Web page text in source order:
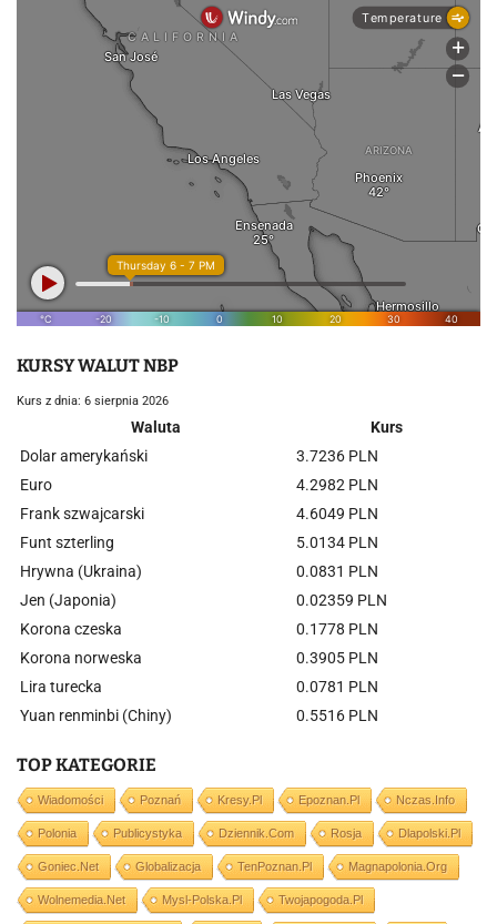
KURSY WALUT NBP
Kurs z dnia: 6 sierpnia 2026
Waluta
Kurs
Dolar amerykański
3.7236 PLN
Euro
4.2982 PLN
Frank szwajcarski
4.6049 PLN
Funt szterling
5.0134 PLN
Hrywna (Ukraina)
0.0831 PLN
Jen (Japonia)
0.02359 PLN
Korona czeska
0.1778 PLN
Korona norweska
0.3905 PLN
Lira turecka
0.0781 PLN
Yuan renminbi (Chiny)
0.5516 PLN
TOP KATEGORIE
Wiadomości Poznań Kresy.pl Epoznan.pl Nczas.info
Polonia Publicystyka Dziennik.com Rosja Dlapolski.pl
Goniec.net Globalizacja TenPoznan.pl Magnapolonia.org
Wolnemedia.net Mysl-Polska.pl Twojapogoda.pl